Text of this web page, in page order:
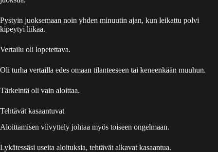
Pystyin juoksemaan noin yhden minuutin ajan, kun leikattu polvi
kipeytyi liikaa.
Vertailu oli lopetettava.
Oli turha vertailla edes omaan tilanteeseen tai keneenkään muuhun.
Tärkeintä oli vain aloittaa.
Tehtävät kasaantuvat
Aloittamisen viivyttely johtaa myös toiseen ongelmaan.
Lykätessäsi useita aloituksia, tehtävät alkavat kasaantua.